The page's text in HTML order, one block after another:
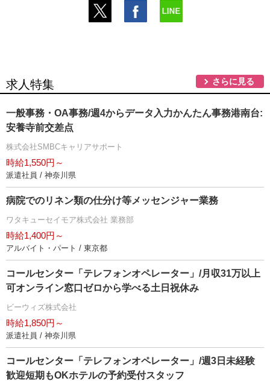
求人特集 さらに見る
一般事務・OA事務/週4からデータ入力かんたん事務港南台:
安養寺前交差点
株式会社SMBCキャリアサポート
時給1,550円～
派遣社員 / 神奈川県
病院でのリネン類の仕分け等メッセンジャー業務
ワタキューセイモア株式会社 業務部
時給1,400円～
アルバイト・パート / 東京都
コールセンター「テレフォンオペレーター」/月収31万以上
可オンライン窓口ゼロから学べる土日祝休み
ビーウィズ株式会社
時給1,850円～
派遣社員 / 神奈川県
コールセンター「テレフォンオペレーター」/週3日未経験
歓迎短期もOKホテルの予約受付スタッフ